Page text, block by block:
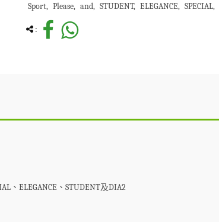
Sport
Please and STUDENT ELEGANCE SPECIAL
:
、ELEGANCE、STUDENT及DIA2